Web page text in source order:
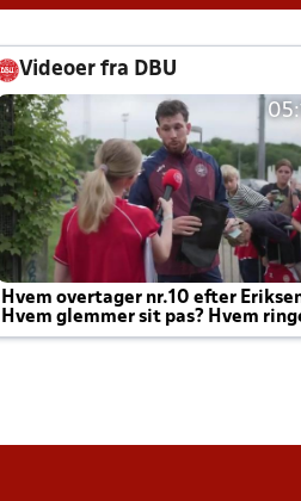
Videoer fra DBU
Hvem overtager nr.10 efter
Hvem glemmer sit pas? Hvem
Joachim altid til efter kampe?